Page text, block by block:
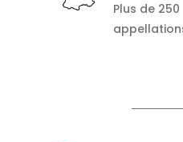
Plus de 250